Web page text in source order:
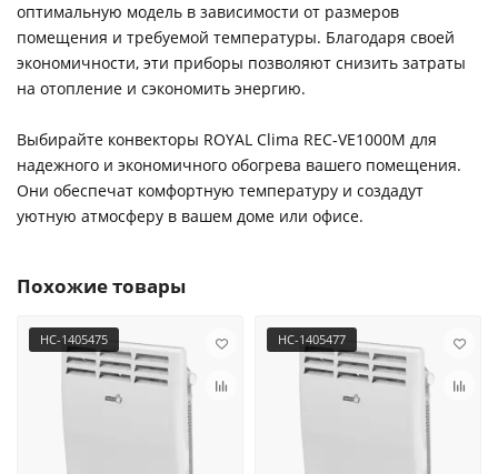
оптимальную модель в зависимости от размеров
помещения и требуемой температуры. Благодаря своей
экономичности, эти приборы позволяют снизить затраты
на отопление и сэкономить энергию.
Выбирайте конвекторы ROYAL Clima REC-VE1000M для
надежного и экономичного обогрева вашего помещения.
Они обеспечат комфортную температуру и создадут
уютную атмосферу в вашем доме или офисе.
Похожие товары
НС-1405475 НС-1405477